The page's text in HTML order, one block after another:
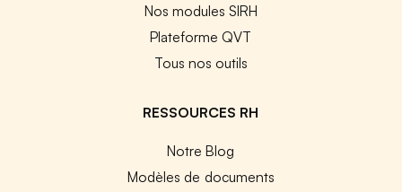
Nos modules SIRH
Plateforme QVT
Tous nos outils
RESSOURCES RH
Notre Blog
Modèles de documents